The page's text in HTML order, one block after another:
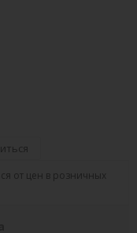
от цен в розничных